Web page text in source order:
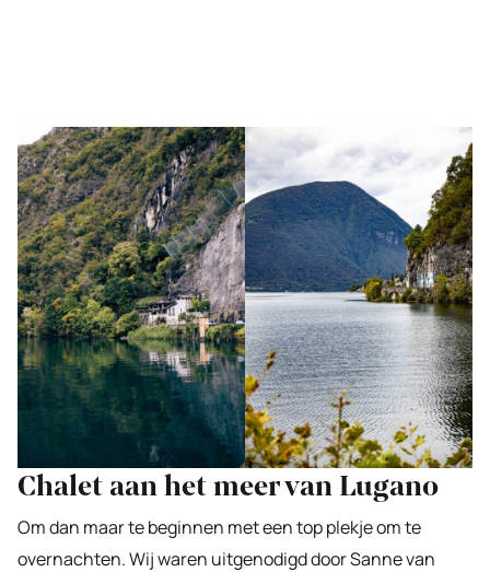
Chalet aan het meer van Lugano
Om dan maar te beginnen met een top plekje om te
overnachten. Wij waren uitgenodigd door Sanne van